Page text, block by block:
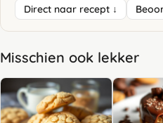
Direct naar recept ↓
Misschien ook lekker